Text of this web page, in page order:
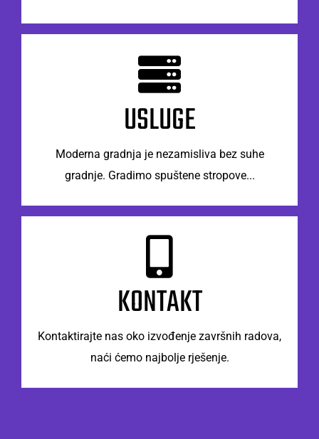
USLUGE
Moderna gradnja je nezamisliva bez suhe
gradnje. Gradimo spuštene stropove...
Tu smo za Vas
KONTAKTIRAJTE NAS
KONTAKT
Kontaktirajte nas oko izvođenje završnih radova,
naći ćemo najbolje rješenje.
KONTAKTIRAJTE NAS